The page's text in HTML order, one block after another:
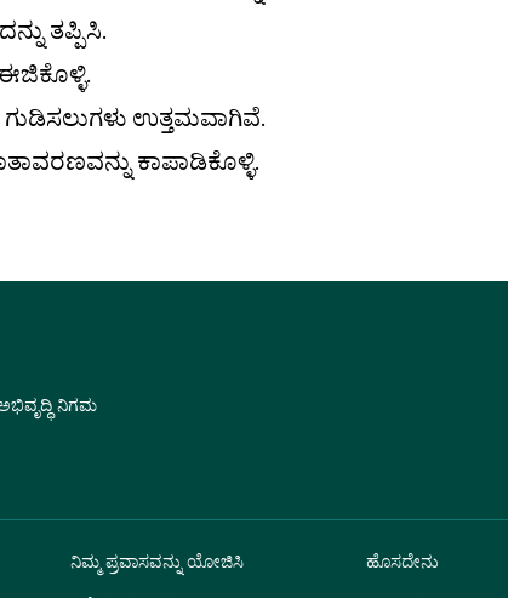
ತಪ್ಪಿಸಿ.
ಗುಡಿಸಲುಗಳು ಉತ್ತಮವಾಗಿವೆ.
ಕಾಪಾಡಿಕೊಳ್ಳಿ.
ನಿಗಮ
ನಿಮ್ಮ ಪ್ರವಾಸವನ್ನು ಯೋಜಿಸಿ
ಹೊಸದೇನು